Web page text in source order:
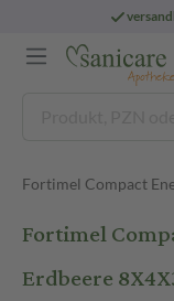
Fortimel Compact
Fortimel
Erdbeere